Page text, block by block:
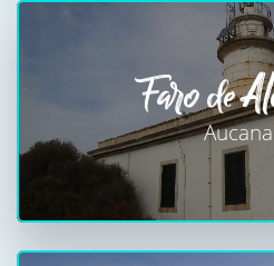
Faro de